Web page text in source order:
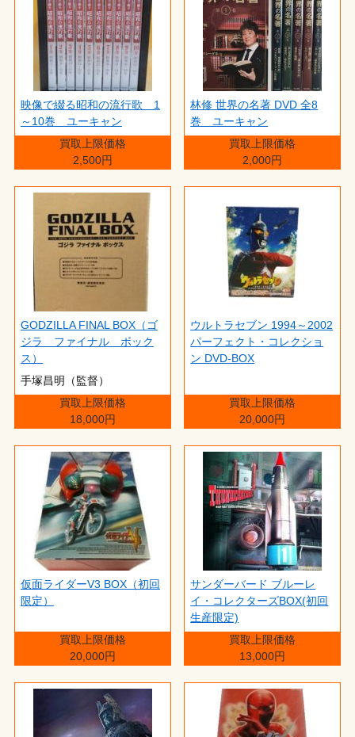
映像で綴る昭和の流行歌 1
～10巻 ユーキャン
買取上限価格
2,500円
林修 世界の名著 DVD 全8
巻 ユーキャン
買取上限価格
2,000円
GODZILLA FINAL BOX（ゴ
ジラ ファイナル ボック
ス）
手塚昌明（監督）
買取上限価格
18,000円
ウルトラセブン 1994～2002
パーフェクト・コレクショ
ン DVD-BOX
買取上限価格
20,000円
仮面ライダーV3 BOX（初回
限定）
買取上限価格
20,000円
サンダーバード ブルーレ
イ・コレクターズBOX(初回
生産限定)
買取上限価格
13,000円